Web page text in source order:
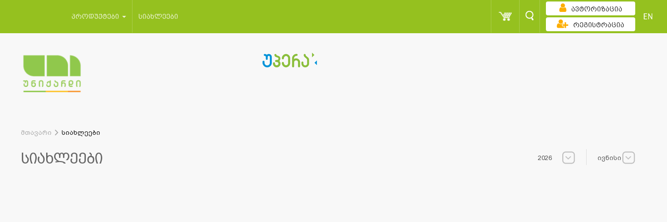
პროდუქტები სიახლეები
ავტორიზაცია
რეგისტრაცია
EN
მთავარი სიახლეები
სიახლეები 2026 ივნისი